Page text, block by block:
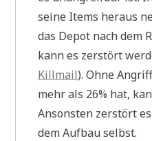
seine Items heraus
das Depot nach dem
kann es zerstört
Killmail). Ohne
mehr als 26% hat,
Ansonsten zerstört
dem Aufbau selbst.